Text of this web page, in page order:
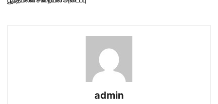
admin